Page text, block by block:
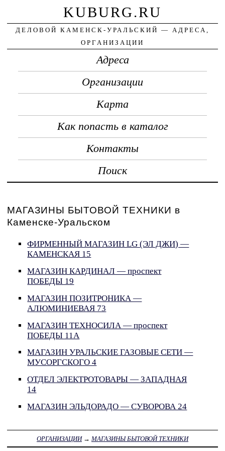
KUBURG.RU
ДЕЛОВОЙ КАМЕНСК-УРАЛЬСКИЙ — АДРЕСА,
ОРГАНИЗАЦИИ
Адреса
Организации
Карта
Как попасть в каталог
Контакты
Поиск
МАГАЗИНЫ БЫТОВОЙ ТЕХНИКИ в
Каменске-Уральском
ФИРМЕННЫЙ МАГАЗИН LG (ЭЛ ДЖИ) —
КАМЕНСКАЯ 15
МАГАЗИН КАРДИНАЛ — проспект
ПОБЕДЫ 19
МАГАЗИН ПОЗИТРОНИКА —
АЛЮМИНИЕВАЯ 73
МАГАЗИН ТЕХНОСИЛА — проспект
ПОБЕДЫ 11А
МАГАЗИН УРАЛЬСКИЕ ГАЗОВЫЕ СЕТИ —
МУСОРГСКОГО 4
ОТДЕЛ ЭЛЕКТРОТОВАРЫ — ЗАПАДНАЯ
14
МАГАЗИН ЭЛЬДОРАДО — СУВОРОВА 24
ОРГАНИЗАЦИИ→ МАГАЗИНЫ БЫТОВОЙ ТЕХНИКИ